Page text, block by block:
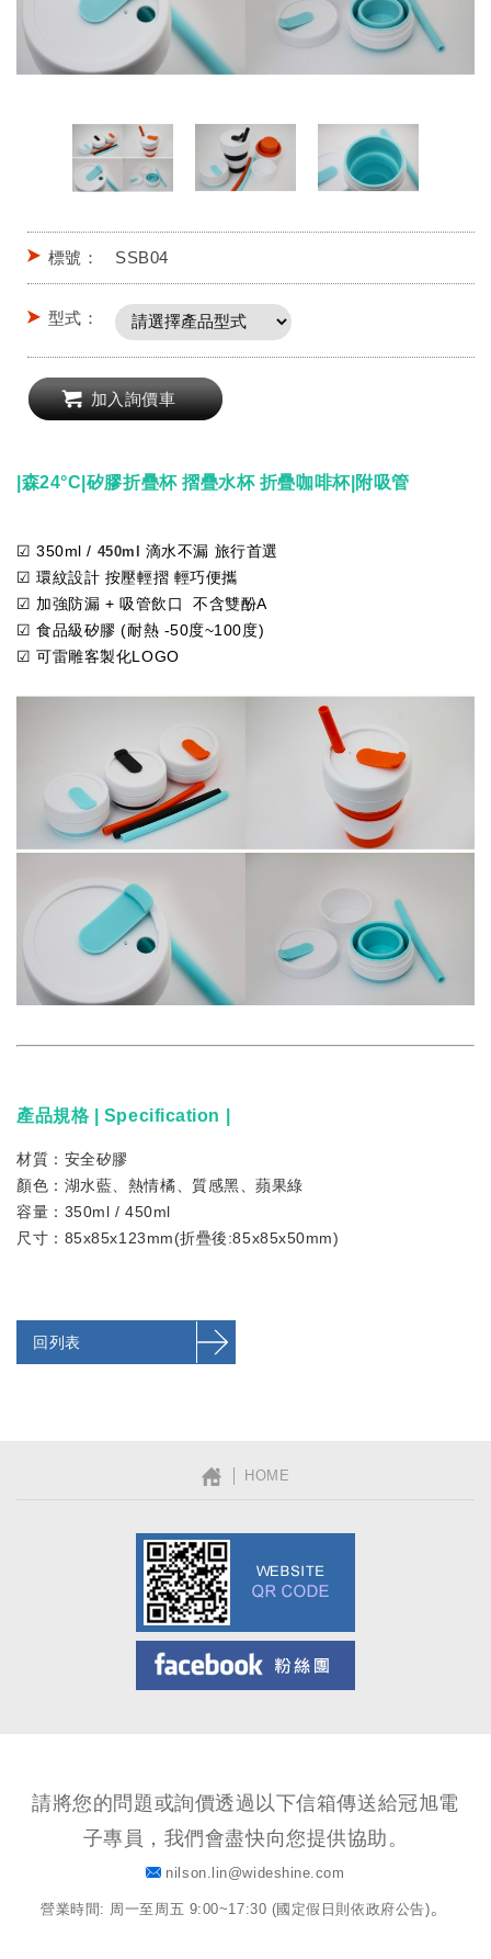
標號： SSB04
型式：
加入詢價車
|森24°C| 矽膠折疊杯 摺疊水杯 折疊咖啡杯|附吸管
☑ 350ml / 450ml 滴水不漏 旅行首選
☑ 環紋設計 按壓輕摺 輕巧便攜
☑ 加強防漏 + 吸管飲口 不含雙酚A
☑ 食品級矽膠 (耐熱 -50度~100度)
☑ 可雷雕客製化LOGO
產品規格 | Specification |
材質：安全矽膠
顏色：湖水藍、熱情橘、質感黑 、蘋果綠
容量：350ml / 450ml
尺寸：85x85x123mm(折疊後:85x85x50mm)
回列表
│ HOME
請將您的問題或詢價透過以下信箱傳送給冠旭電
子專員，我們會盡快向您提供協助。
nilson.lin@wideshine.com
營業時間: 周一至周五 9:00~17:30 (國定假日則依政府公告)。